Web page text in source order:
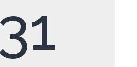
31